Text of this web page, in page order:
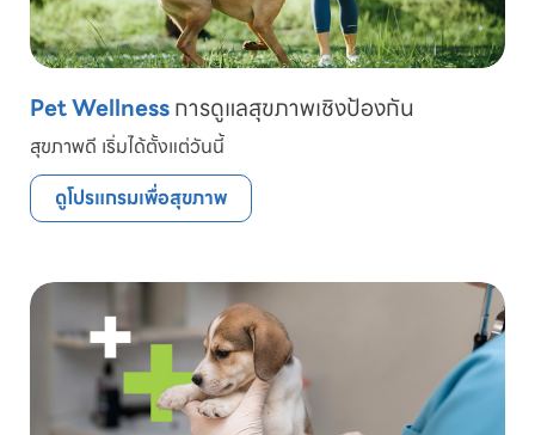
Pet Wellnessการดูแลสุขภาพเชิงป้องกัน
สุขภาพดี เริ่มได้ตั้งแต่วันนี้
ดูโปรแกรมเพื่อสุขภาพ